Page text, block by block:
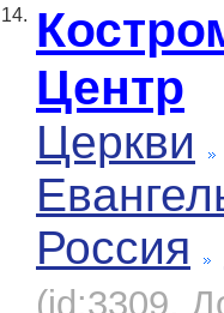
14.
Центр
Церкви
Россия
(id:3309,